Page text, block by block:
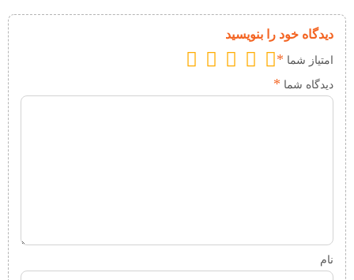
دیدگاه خود را بنویسید
امتیاز شما *
دیدگاه شما *
نام